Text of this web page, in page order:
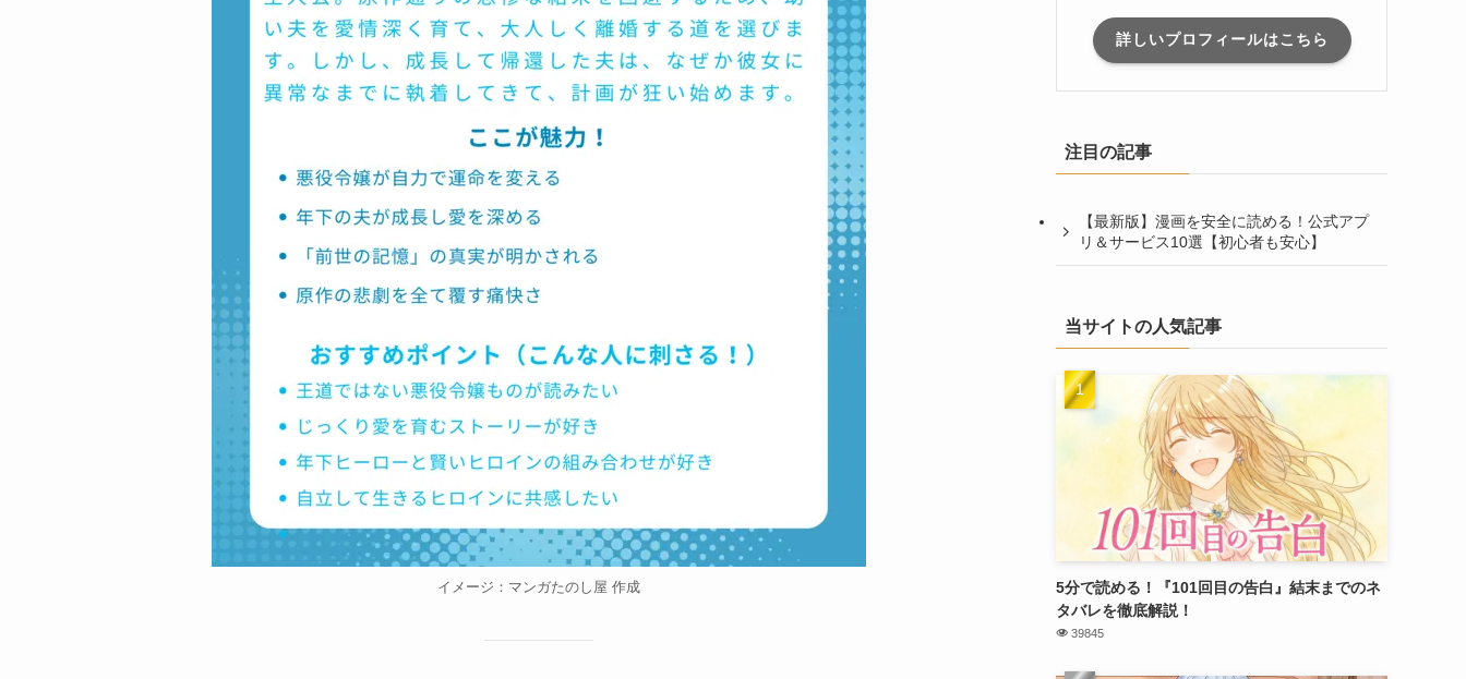
イメージ：マンガたのし屋 作成
詳しいプロフィールはこちら
注目の記事
【最新版】漫画を安全に読める！公式アプ
リ＆サービス10選【初心者も安心】
当サイトの人気記事
5分で読める！『101回目の告白』結末までのネ
タバレを徹底解説！
39845